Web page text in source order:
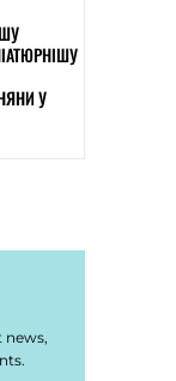
У
news,